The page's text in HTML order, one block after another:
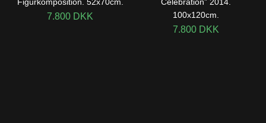
7.800 DKK
100x120cm.
7.800 DKK